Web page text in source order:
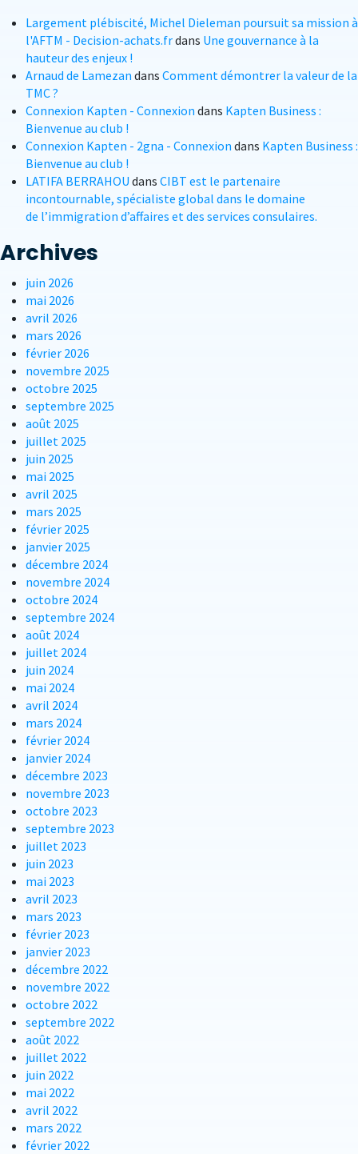
Largement plébiscité, Michel Dieleman poursuit sa mission à
l'AFTM - Decision-achats.frdans Une gouvernance à la
hauteur des enjeux !
Arnaud de Lamezan dans Comment démontrer la valeur de la
TMC ?
Connexion Kapten - Connexion dans Kapten Business :
Bienvenue au club !
Connexion Kapten - 2gna - Connexion dans Kapten Business :
Bienvenue au club !
LATIFA BERRAHOU dans CIBT est le partenaire
incontournable, spécialiste global dans le domaine
de l’immigration d’affaires et des services consulaires.
Archives
juin 2026
mai 2026
avril 2026
mars 2026
février 2026
novembre 2025
octobre 2025
septembre 2025
août 2025
juillet 2025
juin 2025
mai 2025
avril 2025
mars 2025
février 2025
janvier 2025
décembre 2024
novembre 2024
octobre 2024
septembre 2024
août 2024
juillet 2024
juin 2024
mai 2024
avril 2024
mars 2024
février 2024
janvier 2024
décembre 2023
novembre 2023
octobre 2023
septembre 2023
juillet 2023
juin 2023
mai 2023
avril 2023
mars 2023
février 2023
janvier 2023
décembre 2022
novembre 2022
octobre 2022
septembre 2022
août 2022
juillet 2022
juin 2022
mai 2022
avril 2022
mars 2022
février 2022